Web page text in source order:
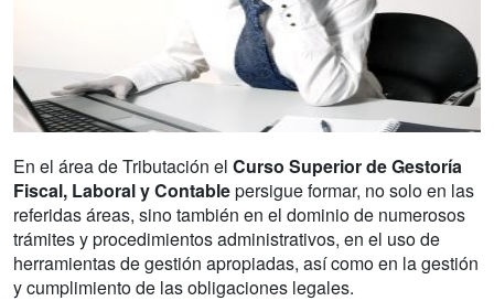
En el área de Tributación el Curso Superior de Gestoría
Fiscal, Laboral y Contablepersigue formar, no solo en las
referidas áreas, sino también en el dominio de numerosos
trámites y procedimientos administrativos, en el uso de
herramientas de gestión apropiadas, así como en la gestión
y cumplimiento de las obligaciones legales.